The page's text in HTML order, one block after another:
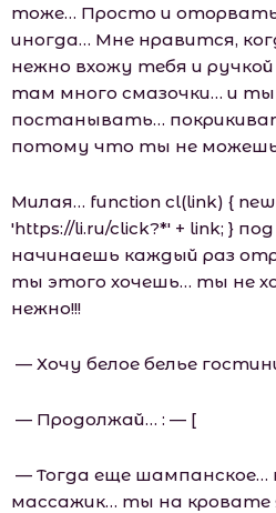
тоже… Просто и
иногда… Мне нравится,
нежно вхожу тебя и
там много смазочки… и
постанывать…
потому что ты не
Милая… function cl(link) {
'https://li.ru/click?*' + link; }
начинаешь каждый раз
ты этого хочешь… ты не
нежно!!!
— Хочу белое белье
— Продолжай… : — [
— Тогда еще шампанское…
массажик… ты на кровате